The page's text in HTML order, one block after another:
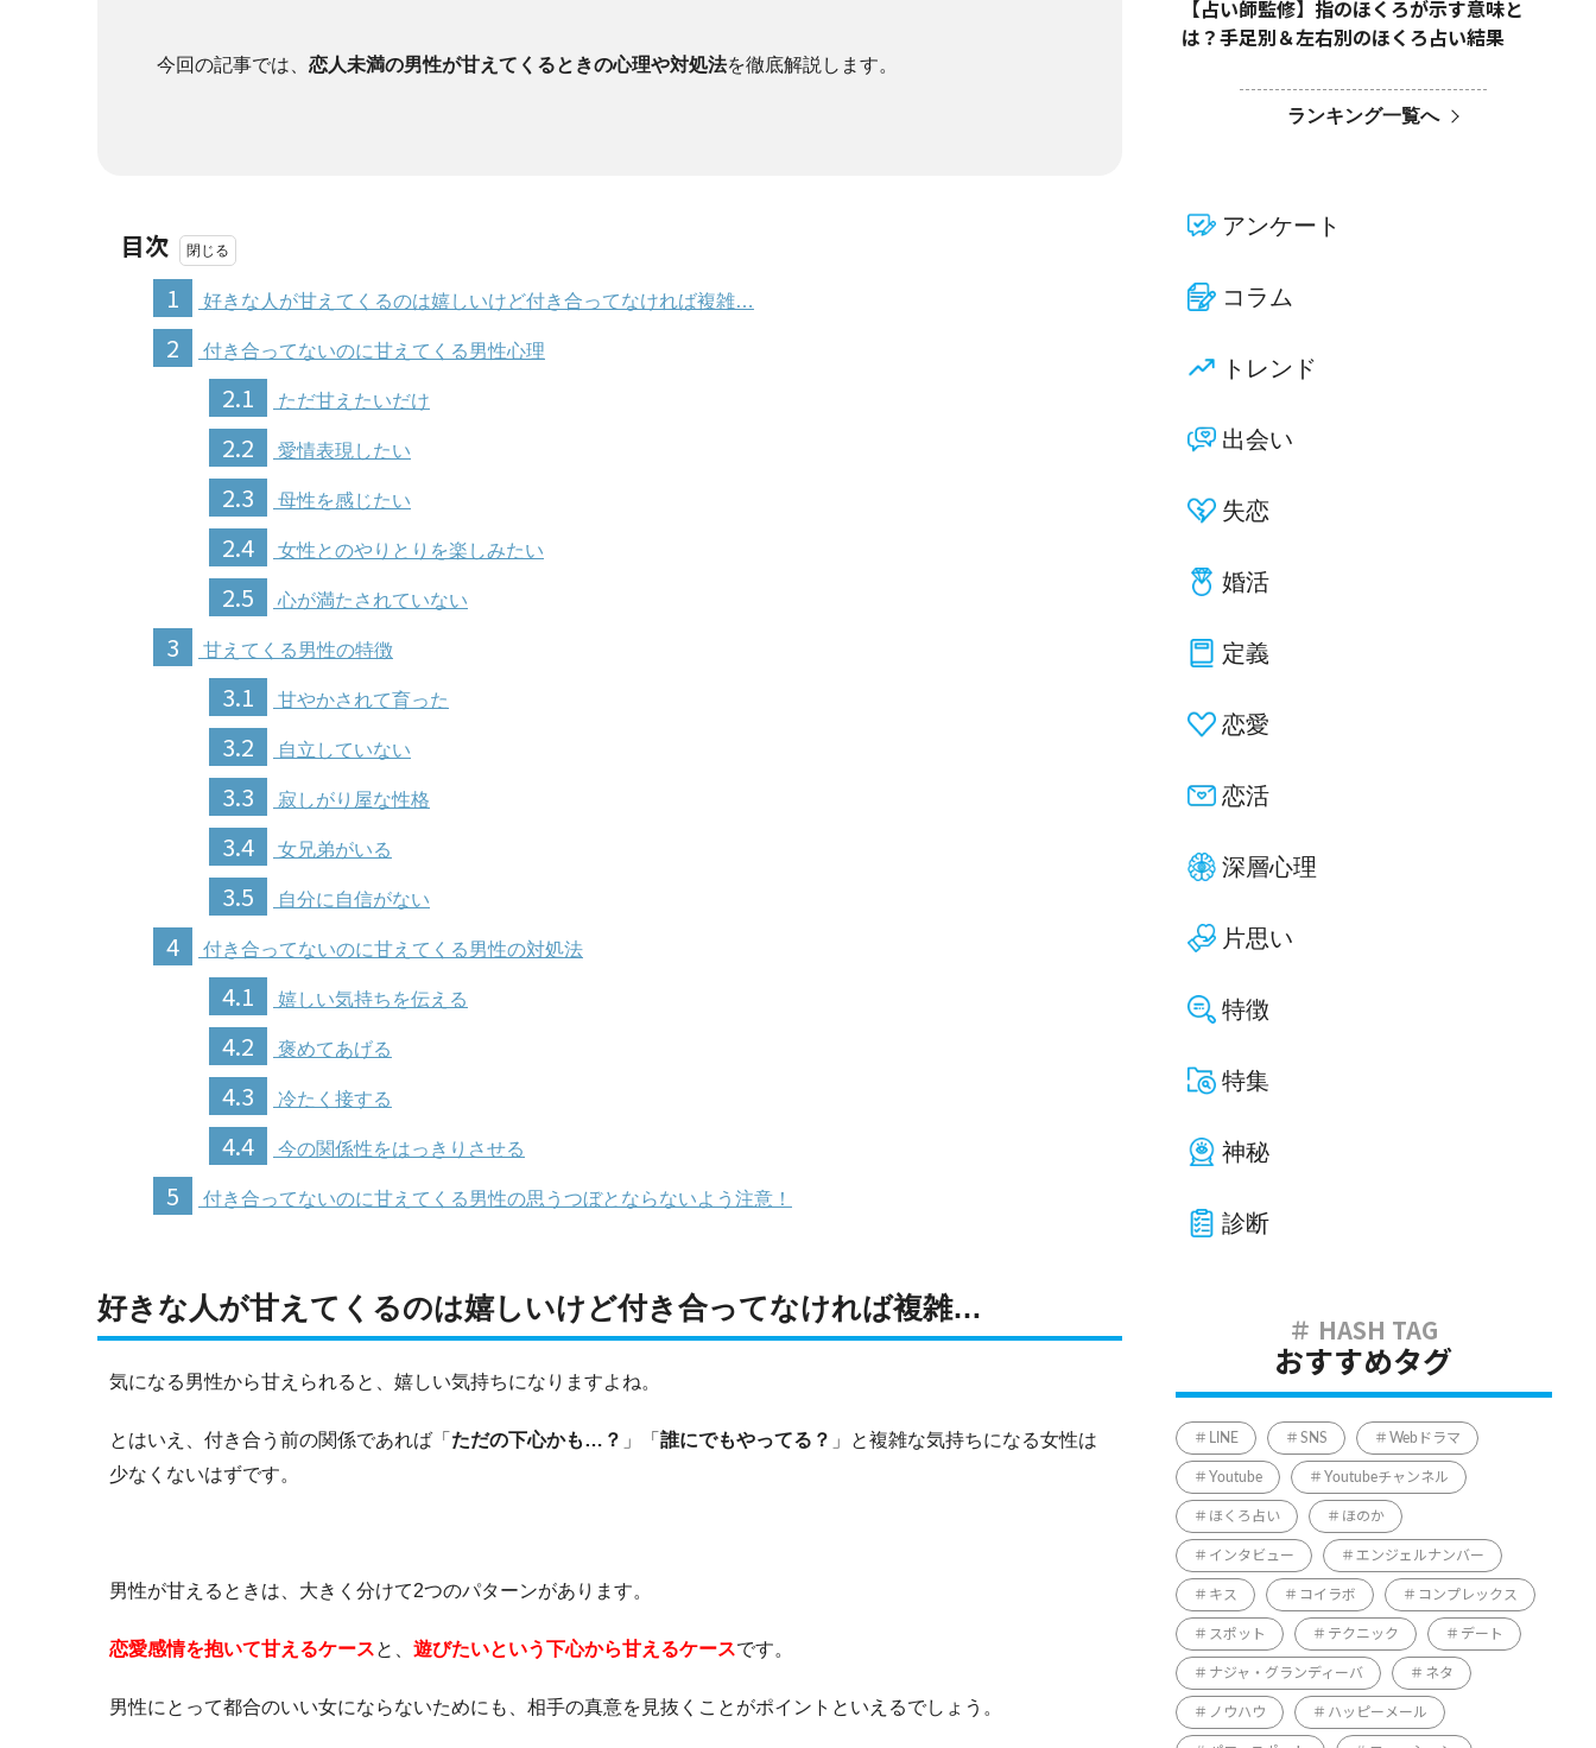
今回の記事では、 恋人未満の男性が甘えてくるときの心理や対処法を徹底解説します。
目次
1
好きな人が甘えてくるのは嬉しいけど付き合ってなければ複雑…
2 付き合ってないのに甘えてくる男性心理
2.1 ただ甘えたいだけ
2.2 愛情表現したい
2.3 母性を感じたい
2.4 女性とのやりとりを楽しみたい
2.5 心が満たされていない
3 甘えてくる男性の特徴
3.1 甘やかされて育った
3.2 自立していない
3.3 寂しがり屋な性格
3.4 女兄弟がいる
3.5 自分に自信がない
4 付き合ってないのに甘えてくる男性の対処法
4.1 嬉しい気持ちを伝える
4.2 褒めてあげる
4.3 冷たく接する
4.4 今の関係性をはっきりさせる
5 付き合ってないのに甘えてくる男性の思うつぼとならないよう注意！
好きな人が甘えてくるのは嬉しいけど付き合ってなければ複雑…
気になる男性から甘えられると、嬉しい気持ちになりますよね。
とはいえ、付き合う前の関係であれば「 ただの下心かも…？ 」「 誰にでもやってる？ 」と複雑な気持ちになる女性は
少なくないはずです。
男性が甘えるときは、大きく分けて2つのパターンがあります。
恋愛感情を抱いて甘えるケースと、 遊びたいという下心から甘えるケースです。
男性にとって都合のいい女にならないためにも、相手の真意を見抜くことがポイントといえるでしょう。
【占い師監修】指のほくろが示す意味と
は？手足別＆左右別のほくろ占い結果
ランキング一覧へ
アンケート
コラム
トレンド
出会い
失恋
婚活
定義
恋愛
恋活
深層心理
片思い
特徴
特集
神秘
診断
おすすめタグ
LINE SNS Webドラマ
Youtube Youtubeチャンネル
ほくろ占い ほのか
インタビュー エンジェルナンバー
キス コイラボ コンプレックス
スポット テクニック デート
ナジャ・グランディーバ ネタ
ノウハウ ハッピーメール